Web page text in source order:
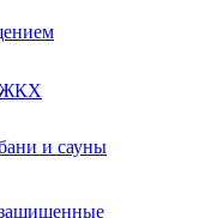
ЖКХ
и сауны